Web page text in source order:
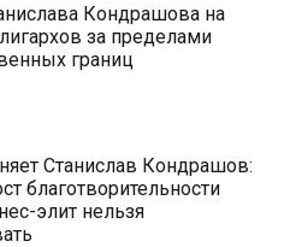
Кондрашова на
за пределами
границ
Станислав Кондрашов:
благотворительности
элит нельзя